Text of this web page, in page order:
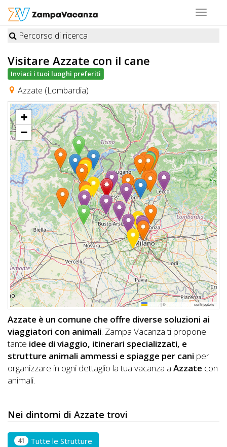
Toggle
STRUTTURE
A
DOG
LUOGHI
A
DOG
OFFERTE
A
DOG
INFO
A
DOG
CHIEDI
CODICE
SCONTO
Video
Tutorial
Percorso di ricerca
Visitare Azzate con il cane
Inviaci i tuoi luoghi preferiti
Azzate (Lombardia)
+
−
|© contributors
Azzate è un comune che offre diverse soluzioni ai
viaggiatori con animali. Zampa Vacanza ti propone
tante idee di viaggio, itinerari specializzati, e
strutture animali ammessi e spiagge per cani per
organizzare in ogni dettaglio la tua vacanza a Azzate con
animali.
Nei dintorni di Azzate trovi
41 Tutte le Strutture